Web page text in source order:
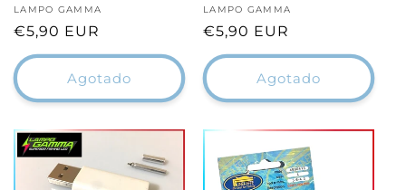
Proveedor:
LAMPO GAMMA
Precio
habitual
€5,90 EUR
Agotado
Proveedor:
LAMPO GAMMA
Precio
habitual
€5,90 EUR
Agotado